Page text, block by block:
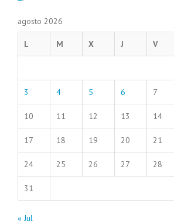
agosto 2026
L M X J V
3 4 5 6 7
10 11 12 13 14
17 18 19 20 21
24 25 26 27 28
31
« Jul